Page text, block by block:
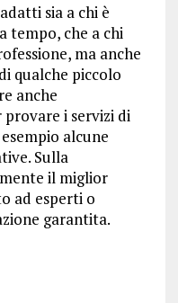
sia a chi è
tempo, che a chi
ma anche
qualche piccolo
anche
provare i servizi di
alcune
Sulla
il miglior
ad esperti o
garantita.